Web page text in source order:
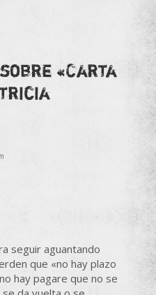
«Carta
seguir aguantando
que «no hay plazo
hay pagare que no se